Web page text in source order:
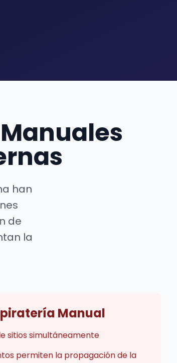
han
de
la
Manual
sitios simultáneamente
permiten la propagación de la